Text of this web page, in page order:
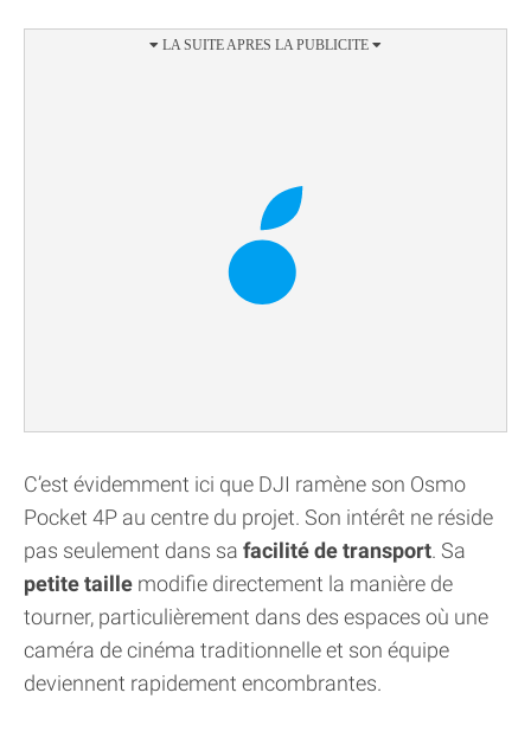
C’est évidemment ici que DJI ramène son Osmo
Pocket 4P au centre du projet. Son intérêt ne réside
pas seulement dans sa facilité de transport. Sa
petite taille modifie directement la manière de
tourner, particulièrement dans des espaces où une
caméra de cinéma traditionnelle et son équipe
deviennent rapidement encombrantes.